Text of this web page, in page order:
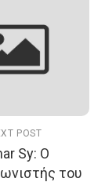
POST
Sy: Ο
του